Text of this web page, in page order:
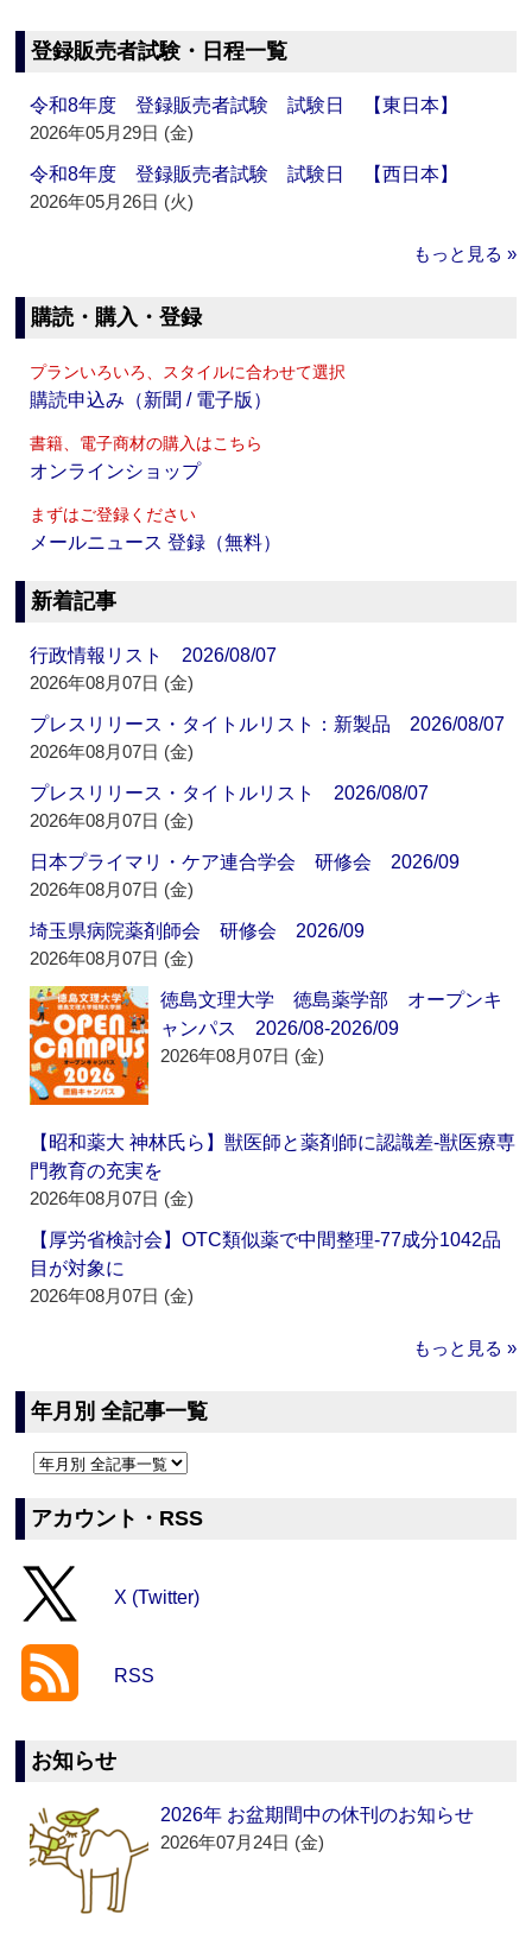
登録販売者試験・日程一覧
令和8年度 登録販売者試験 試験日 【東日本】
2026年05月29日 (金)
令和8年度 登録販売者試験 試験日 【西日本】
2026年05月26日 (火)
もっと見る »
購読・購入・登録
プランいろいろ、スタイルに合わせて選択
購読申込み（新聞 / 電子版）
書籍、電子商材の購入はこちら
オンラインショップ
まずはご登録ください
メールニュース 登録（無料）
新着記事
行政情報リスト 2026/08/07
2026年08月07日 (金)
プレスリリース・タイトルリスト：新製品 2026/08/07
2026年08月07日 (金)
プレスリリース・タイトルリスト 2026/08/07
2026年08月07日 (金)
日本プライマリ・ケア連合学会 研修会 2026/09
2026年08月07日 (金)
埼玉県病院薬剤師会 研修会 2026/09
2026年08月07日 (金)
徳島文理大学 徳島薬学部 オープンキ
ャンパス 2026/08-2026/09
2026年08月07日 (金)
【昭和薬大 神林氏ら】獣医師と薬剤師に認識差‐獣医療専
門教育の充実を
2026年08月07日 (金)
【厚労省検討会】OTC類似薬で中間整理‐77成分1042品
目が対象に
2026年08月07日 (金)
もっと見る »
年月別 全記事一覧
アカウント・RSS
X (Twitter)
RSS
お知らせ
2026年 お盆期間中の休刊のお知らせ
2026年07月24日 (金)